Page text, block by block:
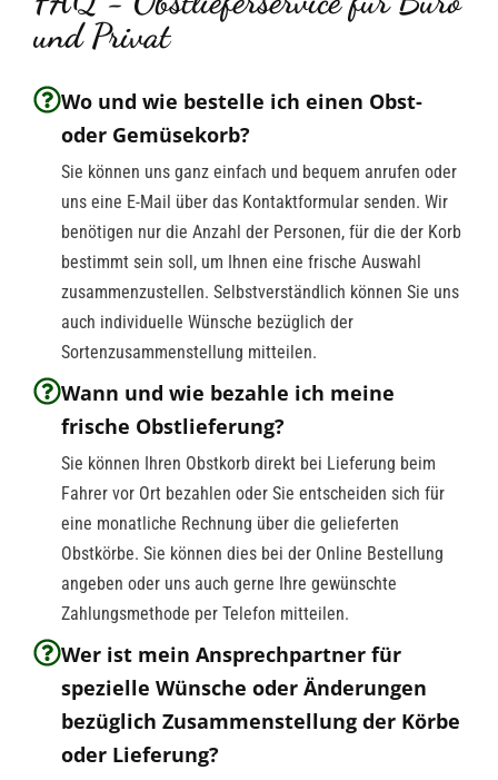
und Privat
Wo und wie bestelle ich einen Obst-
oder Gemüsekorb?
Sie können uns ganz einfach und bequem anrufen oder
uns eine E-Mail über das Kontaktformular senden. Wir
benötigen nur die Anzahl der Personen, für die der Korb
bestimmt sein soll, um Ihnen eine frische Auswahl
zusammenzustellen. Selbstverständlich können Sie uns
auch individuelle Wünsche bezüglich der
Sortenzusammenstellung mitteilen.
Wann und wie bezahle ich meine
frische Obstlieferung?
Sie können Ihren Obstkorb direkt bei Lieferung beim
Fahrer vor Ort bezahlen oder Sie entscheiden sich für
eine monatliche Rechnung über die gelieferten
Obstkörbe. Sie können dies bei der Online Bestellung
angeben oder uns auch gerne Ihre gewünschte
Zahlungsmethode per Telefon mitteilen.
Wer ist mein Ansprechpartner für
spezielle Wünsche oder Änderungen
bezüglich Zusammenstellung der Körbe
oder Lieferung?